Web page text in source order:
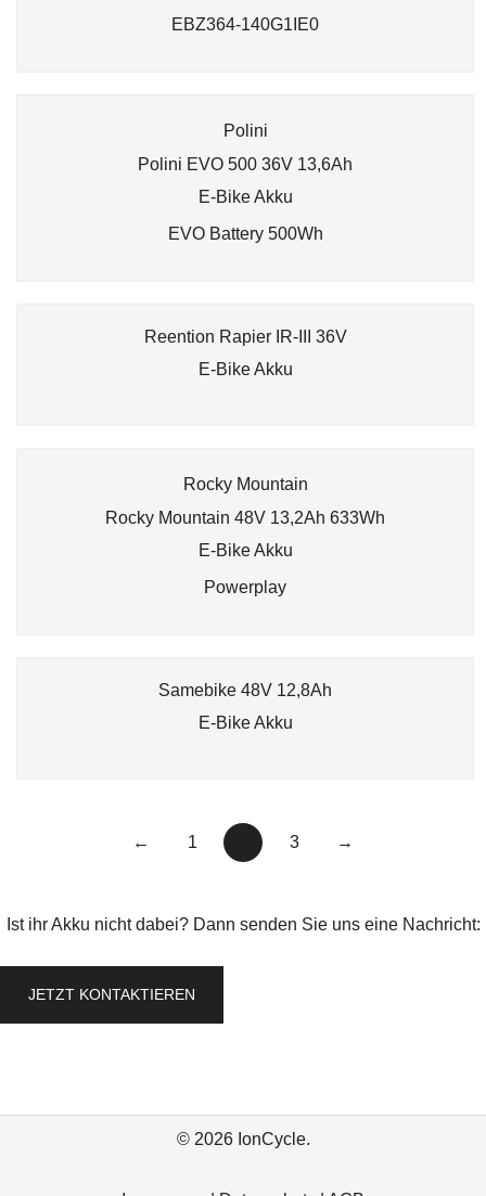
EBZ364-140G1IE0
Polini
Polini EVO 500 36V 13,6Ah
E-Bike Akku
EVO Battery 500Wh
Reention Rapier IR-III 36V
E-Bike Akku
Rocky Mountain
Rocky Mountain 48V 13,2Ah 633Wh
E-Bike Akku
Powerplay
Samebike 48V 12,8Ah
E-Bike Akku
← 1 3 →
Ist ihr Akku nicht dabei? Dann senden Sie uns eine Nachricht:
JETZT KONTAKTIEREN
© 2026 IonCycle.